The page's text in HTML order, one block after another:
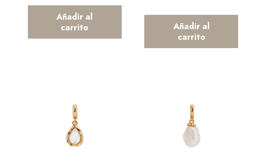
Añadir al
carrito
Añadir al
carrito